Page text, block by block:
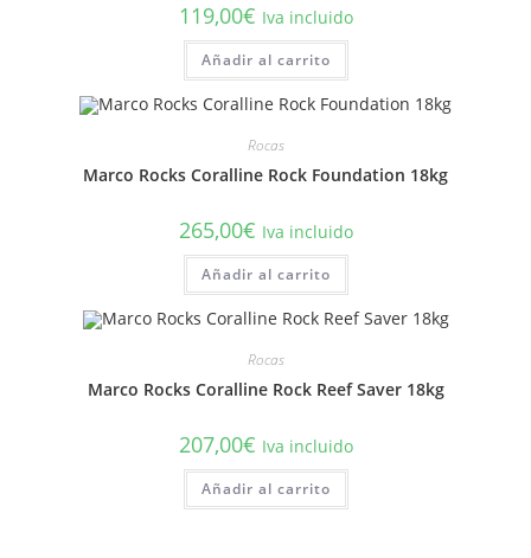
119,00€ Iva incluido
Añadir al carrito
Rocas
Marco Rocks Coralline Rock Foundation 18kg
265,00€ Iva incluido
Añadir al carrito
Rocas
Marco Rocks Coralline Rock Reef Saver 18kg
207,00€ Iva incluido
Añadir al carrito